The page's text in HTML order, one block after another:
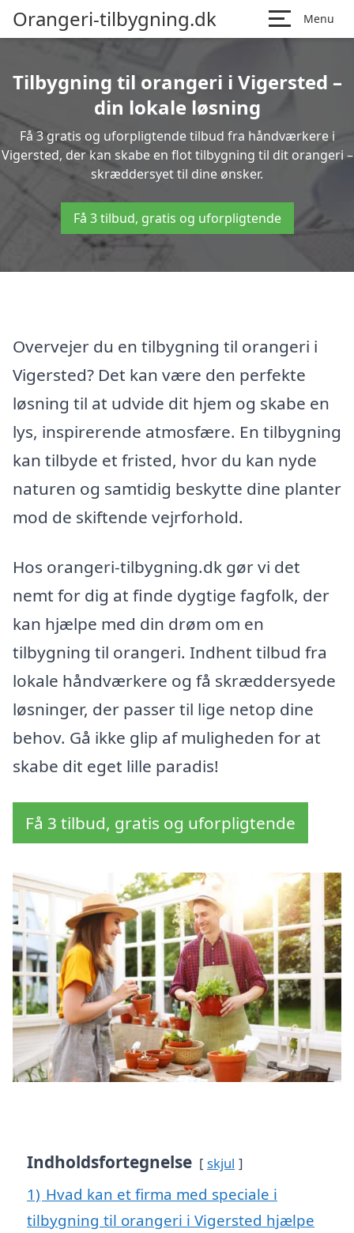
Orangeri-tilbygning.dk Menu
Tilbygning til orangeri i Vigersted –
din lokale løsning
Få 3 gratis og uforpligtende tilbud fra håndværkere i
Vigersted, der kan skabe en flot tilbygning til dit orangeri –
skræddersyet til dine ønsker.
Få 3 tilbud, gratis og uforpligtende
Overvejer du en tilbygning til orangeri i
Vigersted? Det kan være den perfekte
løsning til at udvide dit hjem og skabe en
lys, inspirerende atmosfære. En tilbygning
kan tilbyde et fristed, hvor du kan nyde
naturen og samtidig beskytte dine planter
mod de skiftende vejrforhold.
Hos orangeri-tilbygning.dk gør vi det
nemt for dig at finde dygtige fagfolk, der
kan hjælpe med din drøm om en
tilbygning til orangeri. Indhent tilbud fra
lokale håndværkere og få skræddersyede
løsninger, der passer til lige netop dine
behov. Gå ikke glip af muligheden for at
skabe dit eget lille paradis!
Få 3 tilbud, gratis og uforpligtende
Indholdsfortegnelse skjul
1) Hvad kan et firma med speciale i
tilbygning til orangeri i Vigersted hjælpe